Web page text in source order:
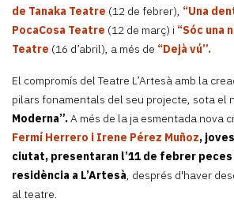
de Tanaka Teatre (12 de febrer), “Una
PocaCosa Teatre (12 de març) i “Sóc una
Teatre (16 d’abril), a més de “Dejà vú”.
El compromís del Teatre L’Artesà amb la
pilars fonamentals del seu projecte, sota el
Moderna”. A més de la ja esmentada nova
Fermí Herrero i Irene Pérez Muñoz,
ciutat, presentaran l’11 de febrer
residència a L’Artesà , després d'haver
al teatre.